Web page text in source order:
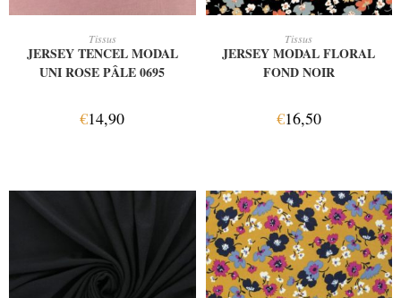
Tissus
JERSEY TENCEL MODAL
UNI ROSE PÂLE 0695
€14,90
Tissus
JERSEY MODAL FLORAL
FOND NOIR
€16,50